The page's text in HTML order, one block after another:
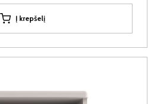
Į krepšelį